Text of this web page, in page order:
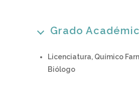
Grado
Licenciatura, Químico
Biólogo